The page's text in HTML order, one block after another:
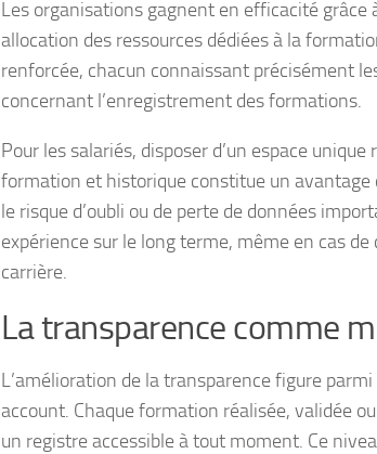
Les organisations gagnent en efficacité grâce
allocation des ressources dédiées à la
renforcée, chacun connaissant précisément
concernant l’enregistrement des formations.
Pour les salariés, disposer d’un espace
formation et historique constitue un
le risque d’oubli ou de perte de données
expérience sur le long terme, même en cas
carrière.
La transparence comme
L’amélioration de la transparence figure
account. Chaque formation réalisée, validée
un registre accessible à tout moment. Ce